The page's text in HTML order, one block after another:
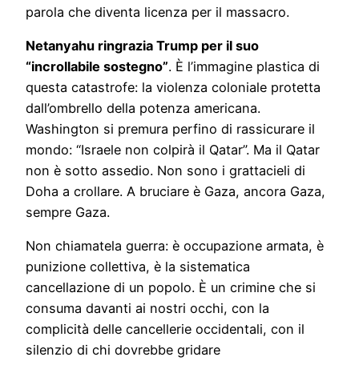
parola che diventa licenza per il massacro.
Netanyahu ringrazia Trump per il suo
“incrollabile sostegno”. È l’immagine plastica di
questa catastrofe: la violenza coloniale protetta
dall’ombrello della potenza americana.
Washington si premura perfino di rassicurare il
mondo: “Israele non colpirà il Qatar”. Ma il Qatar
non è sotto assedio. Non sono i grattacieli di
Doha a crollare. A bruciare è Gaza, ancora Gaza,
sempre Gaza.
Non chiamatela guerra: è occupazione armata, è
punizione collettiva, è la sistematica
cancellazione di un popolo. È un crimine che si
consuma davanti ai nostri occhi, con la
complicità delle cancellerie occidentali, con il
silenzio di chi dovrebbe gridare